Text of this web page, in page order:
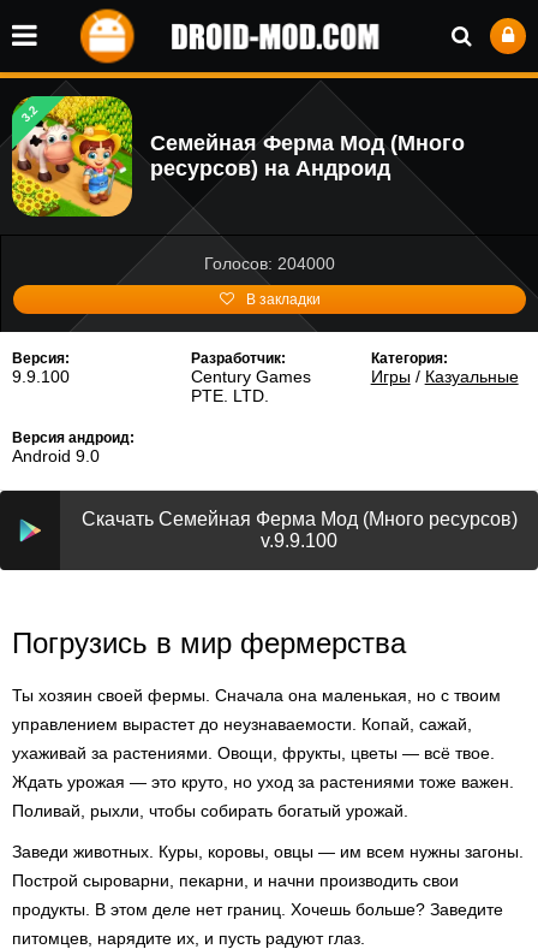
3.2
Семейная Ферма Мод (Много
ресурсов) на Андроид
Голосов: 204000
В закладки
Версия:
9.9.100
Разработчик:
Century Games
PTE. LTD.
Категория:
Игры/ Казуальные
Версия андроид:
Android 9.0
Скачать Семейная Ферма Мод (Много ресурсов)
v.9.9.100
Погрузись в мир фермерства
Ты хозяин своей фермы. Сначала она маленькая, но с твоим
управлением вырастет до неузнаваемости. Копай, сажай,
ухаживай за растениями. Овощи, фрукты, цветы — всё твое.
Ждать урожая — это круто, но уход за растениями тоже важен.
Поливай, рыхли, чтобы собирать богатый урожай.
Заведи животных. Куры, коровы, овцы — им всем нужны загоны.
Построй сыроварни, пекарни, и начни производить свои
продукты. В этом деле нет границ. Хочешь больше? Заведите
питомцев, нарядите их, и пусть радуют глаз.